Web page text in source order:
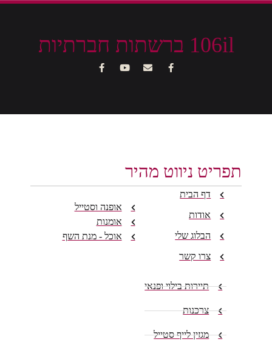
106il ברשתות חברתיות
תפריט ניווט מהיר
דף הבית
אודות
הבלוג שלי
צרו קשר
אופנה וסטייל
אומנות
אוכל - מנת השף
תיירות בילוי ופנאי
צרכנות
מגזין לייף סטייל